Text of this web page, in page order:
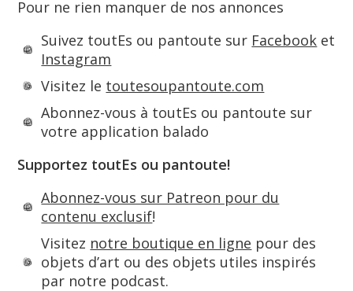
Pour ne rien manquer de nos annonces
Suivez toutEs ou pantoute sur Facebook et
Instagram
Visitez le toutesoupantoute.com
Abonnez-vous à toutEs ou pantoute sur
votre application balado
Supportez toutEs ou pantoute!
Abonnez-vous sur Patreon pour du
contenu exclusif!
Visitez notre boutique en ligne pour des
objets d’art ou des objets utiles inspirés
par notre podcast.